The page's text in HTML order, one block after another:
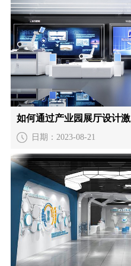
如何通过产业园展厅设计
日期：2023-08-21